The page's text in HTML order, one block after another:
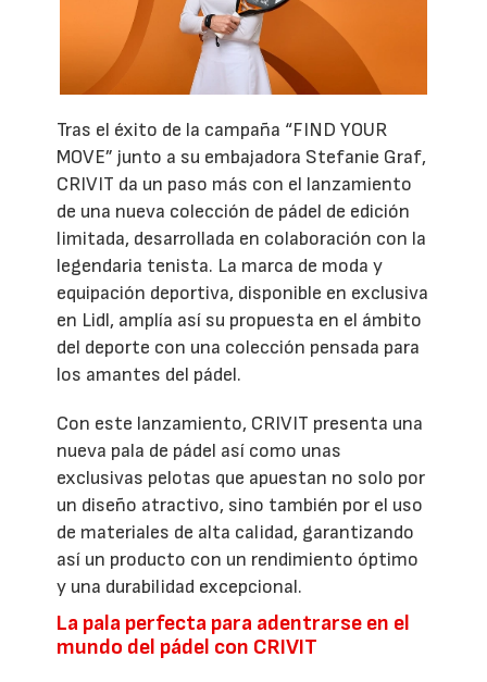
Tras el éxito de la campaña “FIND YOUR
MOVE” junto a su embajadora Stefanie Graf,
CRIVIT da un paso más con el lanzamiento
de una nueva colección de pádel de edición
limitada, desarrollada en colaboración con la
legendaria tenista. La marca de moda y
equipación deportiva, disponible en exclusiva
en Lidl, amplía así su propuesta en el ámbito
del deporte con una colección pensada para
los amantes del pádel.
Con este lanzamiento, CRIVIT presenta una
nueva pala de pádel así como unas
exclusivas pelotas que apuestan no solo por
un diseño atractivo, sino también por el uso
de materiales de alta calidad, garantizando
así un producto con un rendimiento óptimo
y una durabilidad excepcional.
La pala perfecta para adentrarse en el
mundo del pádel con CRIVIT